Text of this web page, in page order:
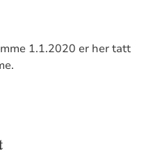
1.1.2020 er her tatt